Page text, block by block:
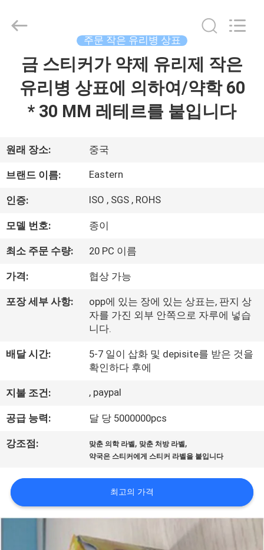
우
리
에
여
장
행
품
관
리
2017
Reserved.
주문 작은 유리병 상표
금 스티커가 약제 유리제 작은
유리병 상표에 의하여/약학 60
* 30 MM 레테르를 붙입니다
원래 장소: 중국
브랜드 이름: Eastern
인증: ISO , SGS , ROHS
모델 번호: 종이
최소 주문 수량: 20 PC 이름
가격: 협상 가능
포장 세부 사항:
opp에 있는 장에 있는 상표는, 판지 상
자를 가진 외부 안쪽으로 자루에 넣습
니다.
배달 시간:
5-7 일이 삽화 및 depisite를 받은 것을
확인하다 후에
지불 조건: , paypal
공급 능력: 달 당 5000000pcs
강조점: 맞춘 의학 라벨, 맞춘 처방 라벨,
약국은 스티커에게 스티커 라벨을 붙입니다
최고의 가격